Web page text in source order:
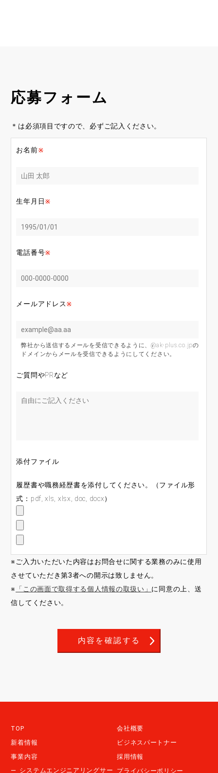
応募フォーム
＊は必須項目ですので、必ずご記入ください。
お名前
生年月日
電話番号
メールアドレス
弊社から送信するメールを受信できるように、@ak-plus.co.jpの
ドメインからメールを受信できるようにしてください。
ご質問やPRなど
添付ファイル
履歴書や職務経歴書を添付してください。（ファイル形
式：pdf, xls, xlsx, doc, docx）
※ご入力いただいた内容はお問合せに関する業務のみに使用
させていただき第3者への開示は致しません。
※
「この画面で取得する個人情報の取扱い」 に同意の上、送
信してください。
TOP
新着情報
事業内容
システムエンジニアリングサー
会社概要
ビジネスパートナー
採用情報
プライバシーポリシー